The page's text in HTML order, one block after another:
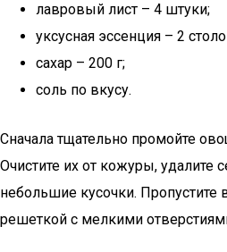
лавровый лист – 4 штуки;
уксусная эссенция – 2
сахар – 200 г;
соль по вкусу.
Сначала тщательно промойте
Очистите их от кожуры, удалите
небольшие кусочки. Пропустите
решеткой с мелкими